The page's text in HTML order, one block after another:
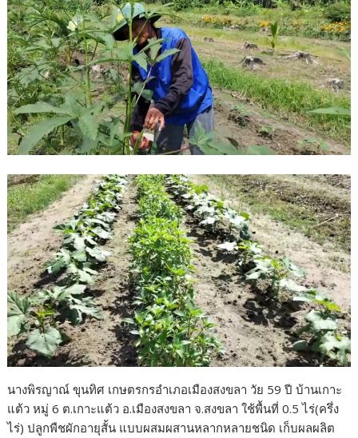
นางพิรญาณ์ ขุนทิศ เกษตรกรอำเภอเมืองสงขลา วัย 59 ปี บ้านเกาะ
แต้ว หมู่ 6 ต.เกาะแต้ว อ.เมืองสงขลา จ.สงขลา ใช้พื้นที่ 0.5 ไร่(ครึ่ง
ไร่) ปลูกพืชผักอายุสั้น แบบผสมผสานหลากหลายชนิด เก็บผลผลิต